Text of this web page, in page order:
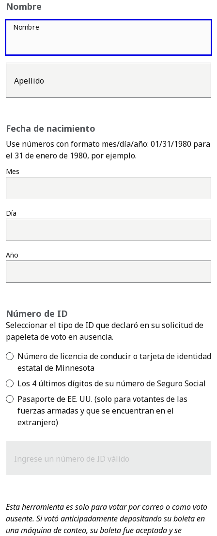
Nombre
Nombre
Apellido
Fecha de nacimiento
Use números con formato mes/día/año: 01/31/1980 para
el 31 de enero de 1980, por ejemplo.
Mes
Día
Año
Número de ID
Seleccionar el tipo de ID que declaró en su solicitud de
papeleta de voto en ausencia.
Número de licencia de conducir o tarjeta de identidad
estatal de Minnesota
Los 4 últimos dígitos de su número de Seguro Social
Pasaporte de EE. UU. (solo para votantes de las
fuerzas armadas y que se encuentran en el
extranjero)
Ingrese un número de ID válido
Esta herramienta es solo para votar por correo o como voto
ausente. Si votó anticipadamente depositando su boleta en
una máquina de conteo, su boleta fue aceptada y se